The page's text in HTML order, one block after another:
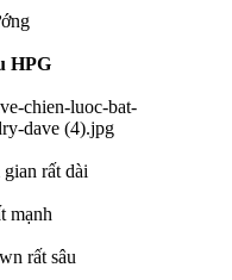
HPG
rất dài
mạnh
rất sâu